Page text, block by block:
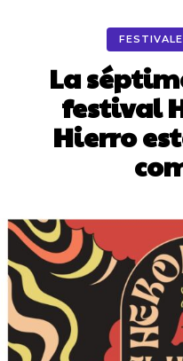
La
festival
Hierro